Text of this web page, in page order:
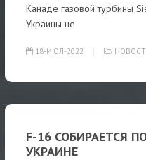
Канаде газовой турбины
Украины не
18-ИЮЛ-2022
F-16 СОБИРАЕТСЯ
УКРАИНЕ